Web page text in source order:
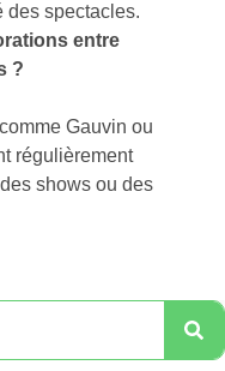
des spectacles.
entre
?
Gauvin ou
régulièrement
shows ou des